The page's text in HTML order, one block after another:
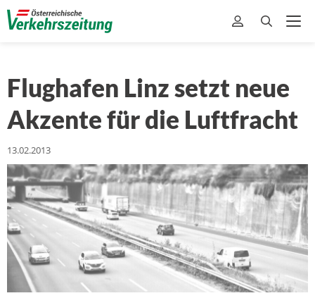
Flughafen Linz setzt neue
Akzente für die Luftfracht
13.02.2013